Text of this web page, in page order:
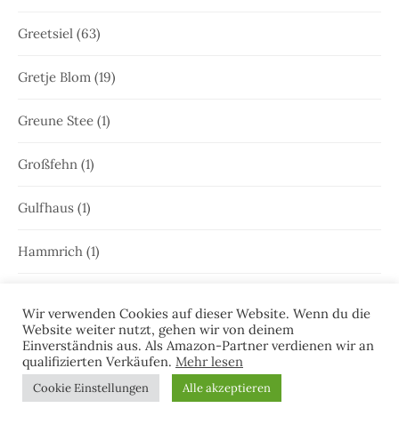
Greetsiel (63)
Gretje Blom (19)
Greune Stee (1)
Großfehn (1)
Gulfhaus (1)
Hammrich (1)
Harlesiel(9)
Hauke Holjansen(5)
Wir verwenden Cookies auf dieser Website. Wenn du die
Website weiter nutzt, gehen wir von deinem
Einverständnis aus. Als Amazon-Partner verdienen wir an
qualifizierten Verkäufen. Mehr lesen
Cookie Einstellungen Alle akzeptieren